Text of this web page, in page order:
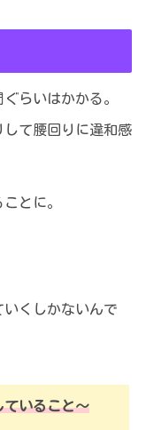
らいはかかる。
して腰回りに違和感
とに。
くしかないんで
ていること～